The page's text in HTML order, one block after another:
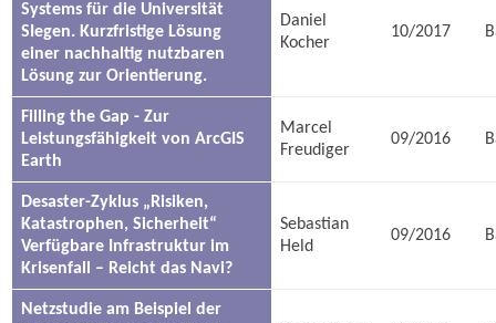
Systems für die Universität
SIegen. Kurzfristige Lösung
einer nachhaltig nutzbaren
Lösung zur Orientierung.
Daniel
Kocher
10/2017
Filling the Gap - Zur
Leistungsfähigkeit von ArcGIS
Earth
Marcel
Freudiger
09/2016
Desaster-Zyklus „Risiken,
Katastrophen, Sicherheit“
Verfügbare Infrastruktur im
Krisenfall – Reicht das Navi?
Sebastian
Held
09/2016
Netzstudie am Beispiel der